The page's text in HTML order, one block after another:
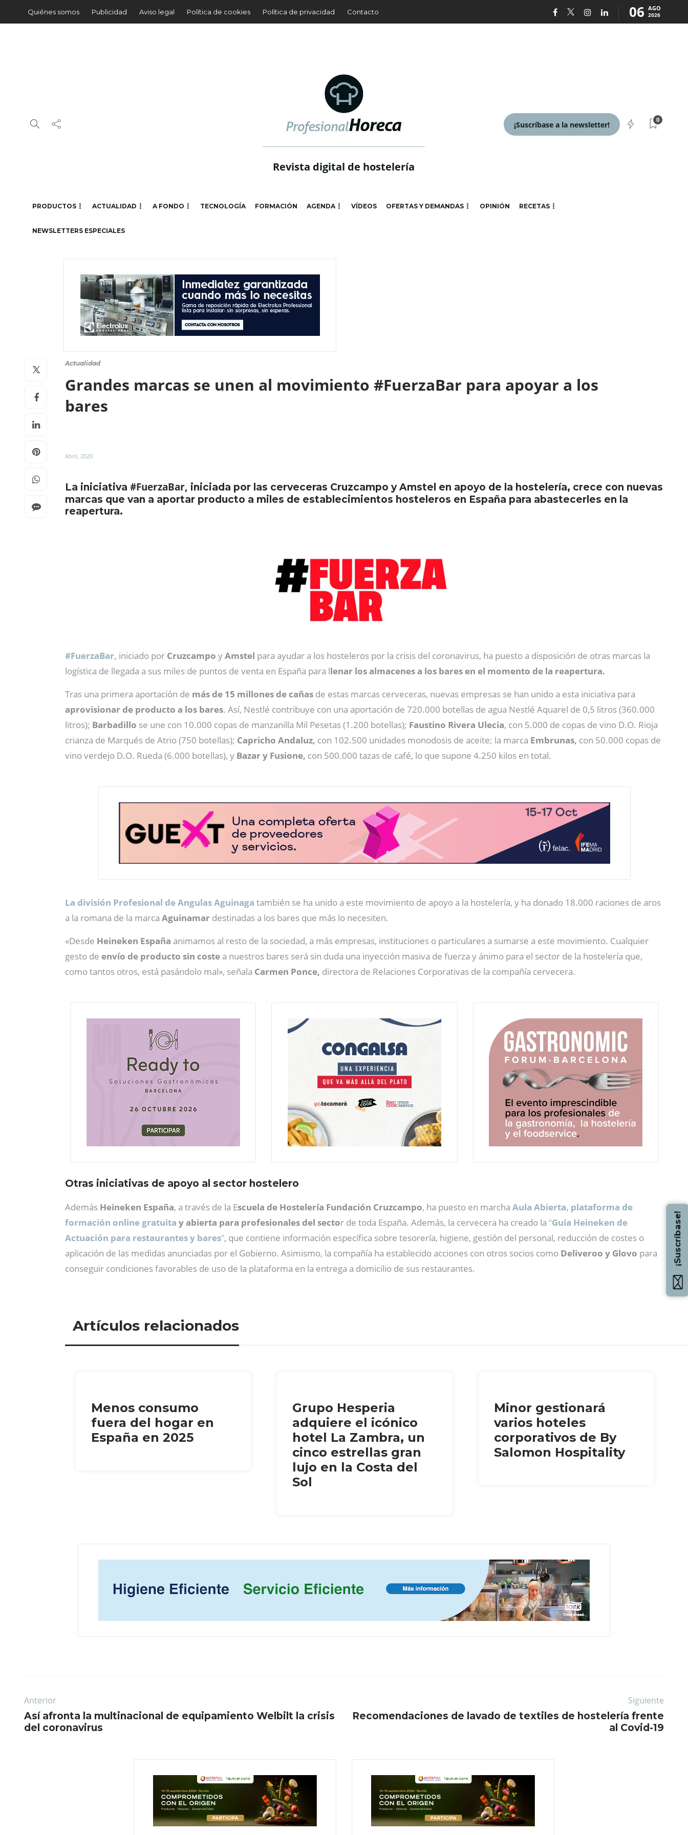
Quiénes somos Publicidad Aviso legal Política de cookies Política de privacidad Contacto 06 AGO
2026
Revista digital de hostelería
¡Suscríbase a la newsletter!
0
PRODUCTOS ACTUALIDAD A FONDO TECNOLOGÍA FORMACIÓN AGENDA VÍDEOS OFERTAS Y DEMANDAS OPINIÓN RECETAS
NEWSLETTERS ESPECIALES
Actualidad
Grandes marcas se unen al movimiento #FuerzaBar para apoyar a los
bares
Abril, 2020
La iniciativa #FuerzaBar, iniciada por las cerveceras Cruzcampo y Amstel en apoyo de la hostelería, crece con nuevas
marcas que van a aportar producto a miles de establecimientos hosteleros en España para abastecerles en la
reapertura.
#FuerzaBar, iniciado por Cruzcampo yAmstel para ayudar a los hosteleros por la crisis del coronavirus, ha puesto a disposición de otras marcas la
logística de llegada a sus miles de puntos de venta en España para llenar los almacenes a los bares en el momento de la reapertura.
Tras una primera aportación de más de 15 millones de cañas de estas marcas cerveceras, nuevas empresas se han unido a esta iniciativa para
aprovisionar de producto a los bares. Así, Nestlé contribuye con una aportación de 720.000 botellas de agua Nestlé Aquarel de 0,5 litros (360.000
litros); Barbadillo se une con 10.000 copas de manzanilla Mil Pesetas (1.200 botellas); Faustino Rivera Ulecia, con 5.000 de copas de vino D.O. Rioja
crianza de Marqués de Atrio (750 botellas); Capricho Andaluz, con 102.500 unidades monodosis de aceite; la marca Embrunas, con 50.000 copas de
vino verdejo D.O. Rueda (6.000 botellas), y Bazar y Fusione, con 500.000 tazas de café, lo que supone 4.250 kilos en total.
La división Profesional de Angulas Aguinaga también se ha unido a este movimiento de apoyo a la hostelería, y ha donado 18.000 raciones de aros
a la romana de la marca Aguinamar destinadas a los bares que más lo necesiten.
«Desde Heineken España animamos al resto de la sociedad, a más empresas, instituciones o particulares a sumarse a este movimiento. Cualquier
gesto de envío de producto sin coste a nuestros bares será sin duda una inyección masiva de fuerza y ánimo para el sector de la hostelería que,
como tantos otros, está pasándolo mal», señala Carmen Ponce, directora de Relaciones Corporativas de la compañía cervecera.
Otras iniciativas de apoyo al sector hostelero
Además Heineken España, a través de la Escuela de Hostelería Fundación Cruzcampo, ha puesto en marcha Aula Abierta, plataforma de
formación online gratuita y abierta para profesionales del sector de toda España. Además, la cervecera ha creado la “Guía Heineken de
Actuación para restaurantes y bares”, que contiene información específica sobre tesorería, higiene, gestión del personal, reducción de costes o
aplicación de las medidas anunciadas por el Gobierno. Asimismo, la compañía ha establecido acciones con otros socios como Deliveroo y Glovo para
conseguir condiciones favorables de uso de la plataforma en la entrega a domicilio de sus restaurantes.
Artículos relacionados
Menos consumo
fuera del hogar en
España en 2025
Grupo Hesperia
adquiere el icónico
hotel La Zambra, un
cinco estrellas gran
lujo en la Costa del
Sol
Minor gestionará
varios hoteles
corporativos de By
Salomon Hospitality
Anterior
Así afronta la multinacional de equipamiento Welbilt la crisis
del coronavirus
Siguiente
Recomendaciones de lavado de textiles de hostelería frente
al Covid-19
¡Suscríbase!